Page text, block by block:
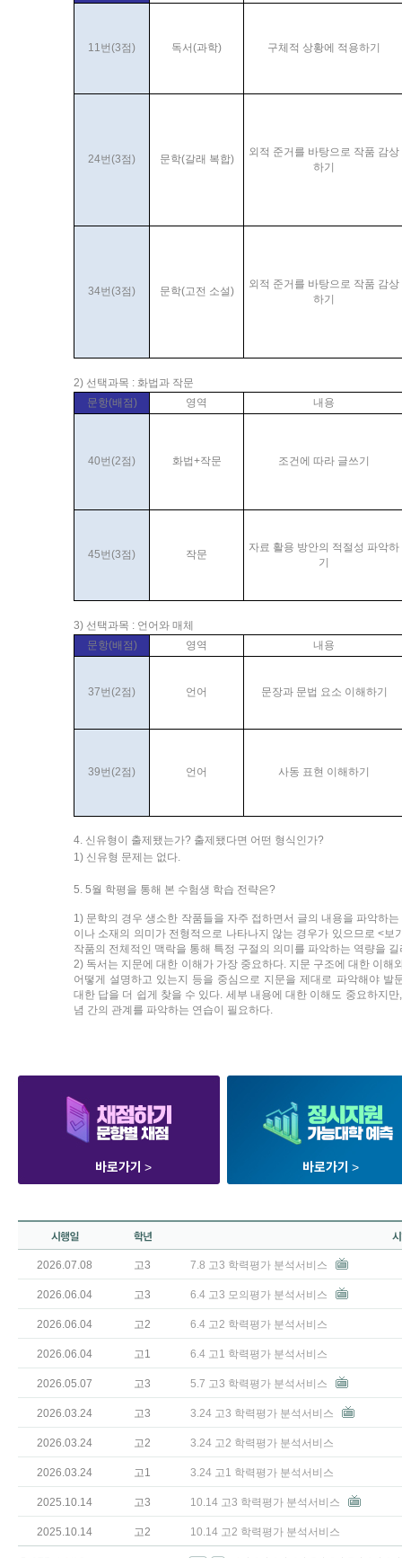
11번(3점) 독서(과학) 구체적 상황에 적용하기
24번(3점) 문학(갈래 복합)
외적 준거를 바탕으로 작품 감상
하기
34번(3점) 문학(고전 소설)
외적 준거를 바탕으로 작품 감상
하기
2) 선택과목 : 화법과 작문
문항(배점)
영역 내용
40번(2점) 화법+작문 조건에 따라 글쓰기
45번(3점) 작문
자료 활용 방안의 적절성 파악하
기
3) 선택과목 : 언어와 매체
문항(배점)
영역 내용
37번(2점) 언어 문장과 문법 요소 이해하기
39번(2점) 언어 사동 표현 이해하기
4. 신유형이 출제됐는가? 출제됐다면 어떤 형식인가?
1) 신유형 문제는 없다.
5. 5월 학평을 통해 본 수험생 학습 전략은?
1) 문학의 경우 생소한 작품들을 자주 접하면서 글의 내용을 파악하
이나 소재의 의미가 전형적으로 나타나지 않는 경우가 있으므로 <보
작품의 전체적인 맥락을 통해 특정 구절의 의미를 파악하는 역량을
2) 독서는 지문에 대한 이해가 가장 중요하다. 지문 구조에 대한 이해
어떻게 설명하고 있는지 등을 중심으로 지문을 제대로 파악해야 발
대한 답을 더 쉽게 찾을 수 있다. 세부 내용에 대한 이해도 중요하지
념 간의 관계를 파악하는 연습이 필요하다.
바로가기 > 바로가기 >
2026.07.08 고3 7.8 고3 학력평가 분석서비스
2026.06.04 고3 6.4 고3 모의평가 분석서비스
2026.06.04 고2 6.4 고2 학력평가 분석서비스
2026.06.04 고1 6.4 고1 학력평가 분석서비스
2026.05.07 고3 5.7 고3 학력평가 분석서비스
2026.03.24 고3 3.24 고3 학력평가 분석서비스
2026.03.24 고2 3.24 고2 학력평가 분석서비스
2026.03.24 고1 3.24 고1 학력평가 분석서비스
2025.10.14 고3 10.14 고3 학력평가 분석서비스
2025.10.14 고2 10.14 고2 학력평가 분석서비스